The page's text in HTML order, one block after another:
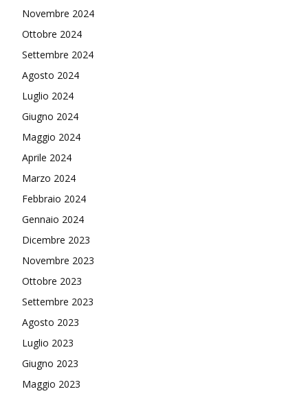
Novembre 2024
Ottobre 2024
Settembre 2024
Agosto 2024
Luglio 2024
Giugno 2024
Maggio 2024
Aprile 2024
Marzo 2024
Febbraio 2024
Gennaio 2024
Dicembre 2023
Novembre 2023
Ottobre 2023
Settembre 2023
Agosto 2023
Luglio 2023
Giugno 2023
Maggio 2023